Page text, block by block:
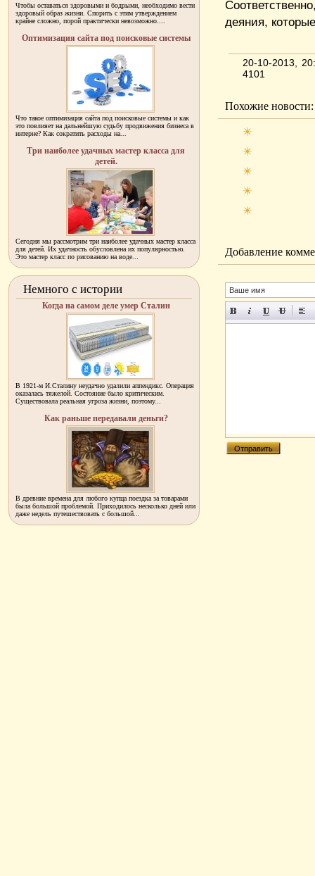
деяния,
20-10-2013,
4101
Похожие новости:
Добавление
Чтобы оставаться здоровыми и бодрыми, необходимо вести
здоровый образ жизни. Спорить с этим утверждением
крайне сложно, порой практически невозможно....
Оптимизация сайта под поисковые системы
Что такое оптимизация сайта под поисковые системы и как
это повлияет на дальнейшую судьбу продвижения бизнеса в
интерне? Как сократить расходы на...
Три наиболее удачных мастер класса для
детей.
Сегодня мы рассмотрим три наиболее удачных мастер класса
для детей. Их удачность обусловлена их популярностью.
Это мастер класс по рисованию на воде...
Немного с истории
Когда на самом деле умер Сталин
В 1921-м И.Сталину неудачно удалили аппендикс. Операция
оказалась тяжелой. Состояние было критическим.
Существовала реальная угроза жизни, поэтому...
Как раньше передавали деньги?
В древние времена для любого купца поездка за товарами
была большой проблемой. Приходилось несколько дней или
даже недель путешествовать с большой...